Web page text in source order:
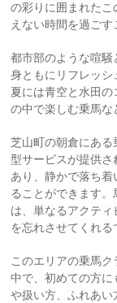
の彩りに囲まれた
えない時間を過ごす
都市部のような喧
身ともにリフレッシ
夏には青空と水田
の中で楽しむ乗馬な
芝山町の朝倉にあ
型サービスが提供
あり、静かで落ち
ることができます
は、単なるアクテ
を忘れさせてくれる
このエリアの乗馬
中で、初めての方
や扱い方、ふれあ